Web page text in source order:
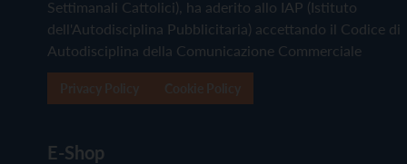
Settimanali Cattolici), ha aderito allo IAP (Istituto
dell'Autodisciplina Pubblicitaria) accettando il Codice di
Autodisciplina della Comunicazione Commerciale
E-Shop